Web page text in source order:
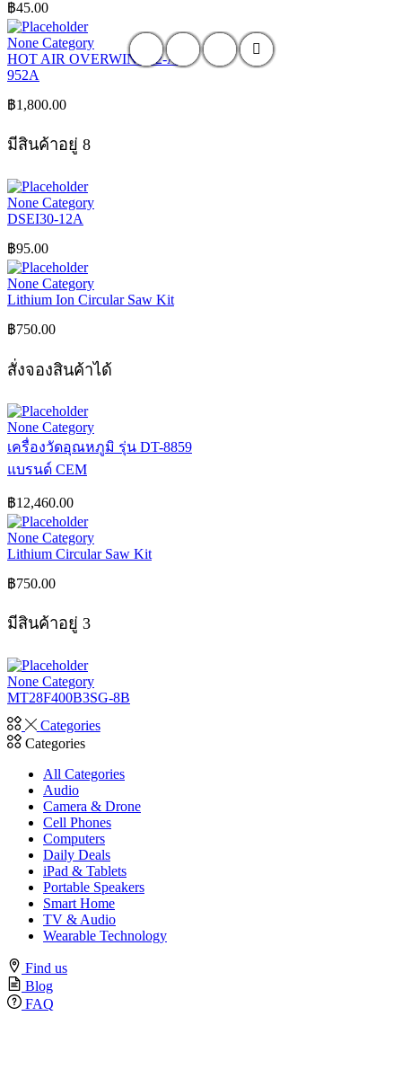
฿45.00
None Category
HOT AIR OVERWIN 952-A
952A
฿1,800.00
มีสินค้าอยู่ 8
None Category
DSEI30-12A
฿95.00
None Category
Lithium Ion Circular Saw Kit
฿750.00
สั่งจองสินค้าได้
None Category
เครื่องวัดอุณหภูมิ รุ่น DT-8859
แบรนด์ CEM
฿12,460.00
None Category
Lithium Circular Saw Kit
฿750.00
มีสินค้าอยู่ 3
None Category
MT28F400B3SG-8B
Categories
Categories
All Categories
Audio
Camera & Drone
Cell Phones
Computers
Daily Deals
iPad & Tablets
Portable Speakers
Smart Home
TV & Audio
Wearable Technology
Find us
Blog
FAQ